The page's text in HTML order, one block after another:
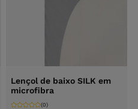
Lençol de baixo SILK em
microfibra
(0)